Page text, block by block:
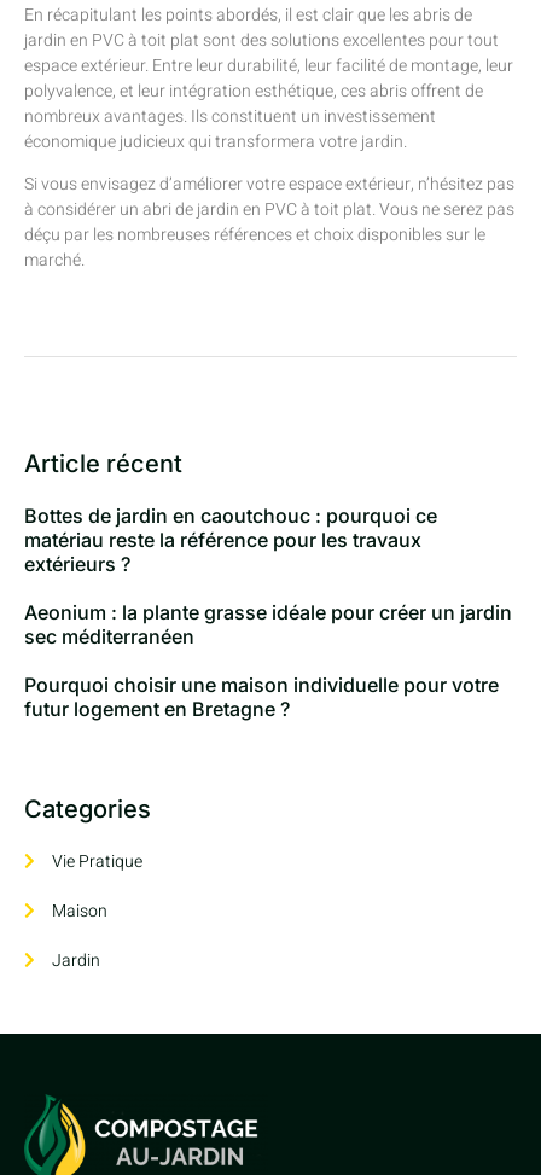
En récapitulant les points abordés, il est clair que les abris de
jardin en PVC à toit plat sont des solutions excellentes pour tout
espace extérieur. Entre leur durabilité, leur facilité de montage, leur
polyvalence, et leur intégration esthétique, ces abris offrent de
nombreux avantages. Ils constituent un investissement
économique judicieux qui transformera votre jardin.
Si vous envisagez d’améliorer votre espace extérieur, n’hésitez pas
à considérer un abri de jardin en PVC à toit plat. Vous ne serez pas
déçu par les nombreuses références et choix disponibles sur le
marché.
Article récent
Bottes de jardin en caoutchouc : pourquoi ce
matériau reste la référence pour les travaux
extérieurs ?
Aeonium : la plante grasse idéale pour créer un jardin
sec méditerranéen
Pourquoi choisir une maison individuelle pour votre
futur logement en Bretagne ?
Categories
Vie Pratique
Maison
Jardin